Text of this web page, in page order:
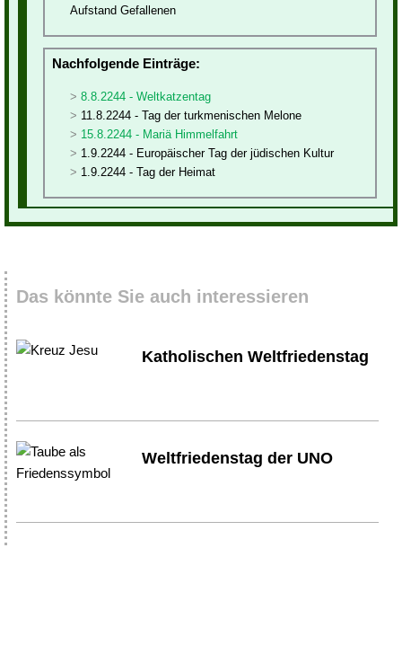
Aufstand Gefallenen
Nachfolgende Einträge:
8.8.2244 - Weltkatzentag
11.8.2244 - Tag der turkmenischen Melone
15.8.2244 - Mariä Himmelfahrt
1.9.2244 - Europäischer Tag der jüdischen Kultur
1.9.2244 - Tag der Heimat
Das könnte Sie auch interessieren
Katholischen Weltfriedenstag
Weltfriedenstag der UNO